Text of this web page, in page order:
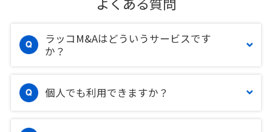
ラッコM&Aはどういうサービスです
か？
個人でも利用できますか？